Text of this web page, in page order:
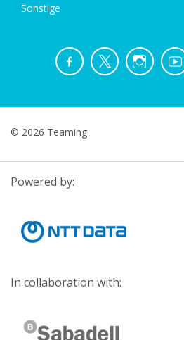
Sonstige
© 2026 Teaming
Powered by:
In collaboration with: